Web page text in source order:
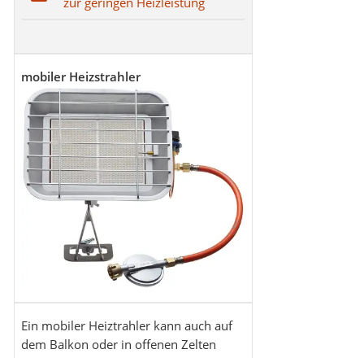
mobiler Heizstrahler
Ein mobiler Heiztrahler kann auch auf
dem Balkon oder in offenen Zelten